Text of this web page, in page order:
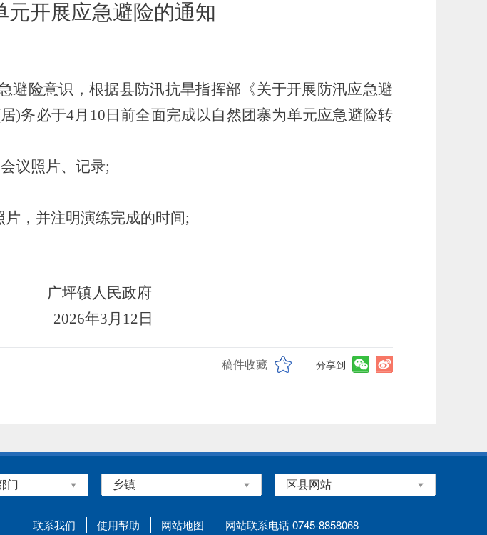
元开展应急避险的通知
避险意识，根据县防汛抗旱指挥部《关于开展防汛应急避
)务必于4月 10 日前全面完成以自然团寨为单元应急避险转
议照片、记录;
，并注明演练完成的时间;
广坪镇人民政府
2026年3月 12 日
稿件收藏 分享到
联系我们 使用帮助 网站地图 网站联系电话 0745-8858068